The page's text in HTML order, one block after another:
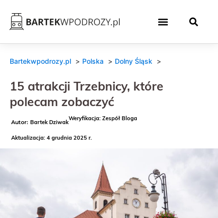
Bartekwpodrozy.pl Polska Dolny Śląsk
15 atrakcji Trzebnicy, które
polecam zobaczyć
Bartek Dziwak
Weryfikacja: Zespół Bloga
Aktualizacja: 4 grudnia 2025 r.